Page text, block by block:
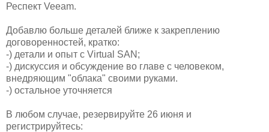
Респект Veeam.
Добавлю больше деталей ближе к закреплению
договоренностей, кратко:
-) детали и опыт с Virtual SAN;
-) дискуссия и обсуждение во главе с человеком,
внедряющим "облака" своими руками.
-) остальное уточняется
В любом случае, резервируйте 26 июня и
регистрируйтесь: